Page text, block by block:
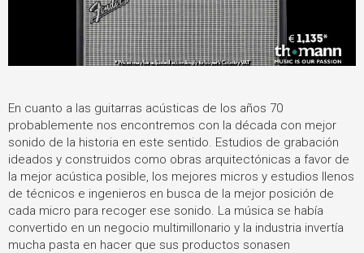
En cuanto a las guitarras acústicas de los años 70
probablemente nos encontremos con la década con mejor
sonido de la historia en este sentido. Estudios de grabación
ideados y construidos como obras arquitectónicas a favor de
la mejor acústica posible, los mejores micros y estudios llenos
de técnicos e ingenieros en busca de la mejor posición de
cada micro para recoger ese sonido. La música se había
convertido en un negocio multimillonario y la industria invertía
mucha pasta en hacer que sus productos sonasen